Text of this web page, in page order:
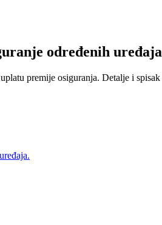
određenih
premije osiguranja. Detalje i